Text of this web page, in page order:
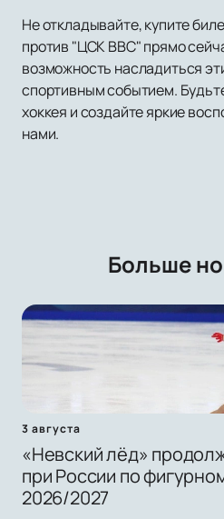
Не откладывайте, купите
против "ЦСК ВВС" прямо
возможность насладиться
спортивным событием.
хоккея и создайте яркие
нами.
Больше
3 августа
«Невский лёд»
при России по
2026/2027